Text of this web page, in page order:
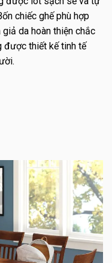
chiếc ghế phù hợp
da hoàn thiện chắc
được thiết kế tinh tế